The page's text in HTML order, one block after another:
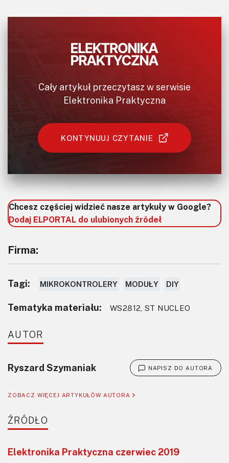
Cały artykuł przeczytasz w serwisie
Elektronika Praktyczna
KONTYNUUJ CZYTANIE
Chcesz częściej widzieć nasze artykuły w Google?
Dodaj ELPORTAL do ulubionych źródeł
Firma:
Tagi: MIKROKONTROLERY MODUŁY DIY
Tematyka materiału: WS2812, ST NUCLEO
AUTOR
Ryszard Szymaniak NAPISZ DO AUTORA
ZOBACZ WIĘCEJ ARTYKUŁÓW AUTORA
ŹRÓDŁO
Elektronika Praktyczna czerwiec 2019